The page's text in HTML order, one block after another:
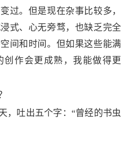
过。但是现在杂事比较多，
式、心无旁骛，也缺乏完全
间和时间。但如果这些能满
创作会更成熟，我能做得更
吐出五个字：“曾经的书虫